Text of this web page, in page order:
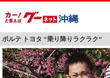
ポルテ トヨタ “乗り降りラクラク“